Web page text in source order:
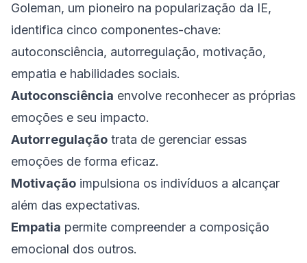
Goleman, um pioneiro na popularização da IE,
identifica cinco componentes-chave:
autoconsciência, autorregulação, motivação,
empatia e habilidades sociais.
Autoconsciência envolve reconhecer as próprias
emoções e seu impacto.
Autorregulação trata de gerenciar essas
emoções de forma eficaz.
Motivação impulsiona os indivíduos a alcançar
além das expectativas.
Empatia permite compreender a composição
emocional dos outros.